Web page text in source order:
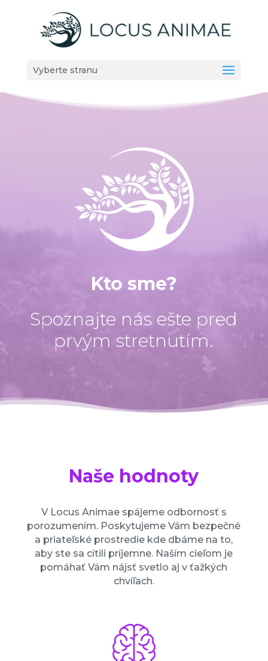
Vyberte stranu
Kto sme?
Spoznajte nás ešte pred
prvým stretnutím.
Naše hodnoty
V Locus Animae spájeme odbornosť s
porozumením. Poskytujeme Vám bezpečné
a priateľské prostredie kde dbáme na to,
aby ste sa cítili príjemne. Naším cieľom je
pomáhať Vám nájsť svetlo aj v ťažkých
chvíľach.